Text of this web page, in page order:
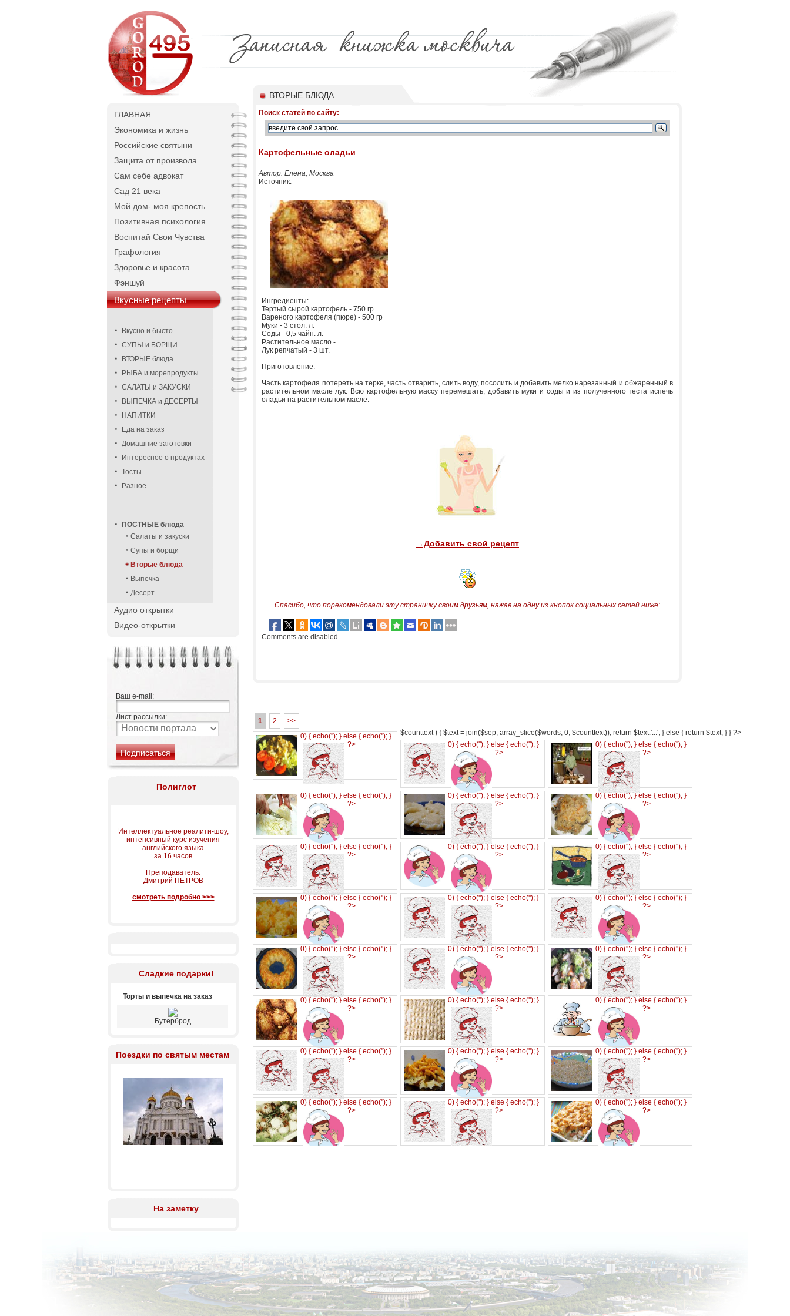
ГЛАВНАЯ
Экономика и жизнь
Российские святыни
Защита от произвола
Сам себе адвокат
Сад 21 века
Мой дом- моя крепость
Позитивная психология
Воспитай Свои Чувства
Графология
Здоровье и красота
Фэншуй
Вкусные рецепты
Вкусно и бысто
СУПЫ и БОРЩИ
ВТОРЫЕ блюда
РЫБА и морепродукты
САЛАТЫ и ЗАКУСКИ
ВЫПЕЧКА и ДЕСЕРТЫ
НАПИТКИ
Еда на заказ
Домашние заготовки
Интересное о продуктах
Тосты
Разное
ПОСТНЫЕ блюда
Салаты и закуски
Супы и борщи
Вторые блюда
Выпечка
Десерт
Аудио открытки
Видео-открытки
Ваш e-mail:
Лист рассылки:
Полиглот
Интеллектуальное реалити-шоу,
интенсивный курс изучения
английского языка
за 16 часов
Преподаватель:
Дмитрий ПЕТРОВ
смотреть подробно >>>
Сладкие подарки!
Торты и выпечка на заказ
Бутерброд
Поездки по святым местам
На заметку
ВТОРЫЕ БЛЮДА
Поиск статей по сайту:
Картофельные оладьи
Автор: Елена, Москва
Источник:
Ингредиенты:
Тертый сырой картофель - 750 гр
Вареного картофеля (пюре) - 500 гр
Муки - 3 стол. л.
Соды - 0,5 чайн. л.
Растительное масло -
Лук репчатый - 3 шт.
Приготовление:
Часть картофеля потереть на терке, часть отварить, слить воду, посолить и добавить мелко нарезанный и обжаренный в
растительном масле лук. Всю картофельную массу перемешать, добавить муки и соды и из полученного теста испечь
оладьи на растительном масле.
→Добавить свой рецепт
Спасибо, что порекомендовали эту страничку своим друзьям, нажав на одну из кнопок социальных сетей ниже:
Comments are disabled
1 2
>>
$counttext ) { $text = join($sep, array_slice($words, 0, $counttext)); return $text.'...'; } else { return $text; } } ?>
0) { echo(''); } else { echo(''); }
?>
0) { echo(''); } else { echo(''); }
?>
0) { echo(''); } else { echo(''); }
?>
0) { echo(''); } else { echo(''); }
?>
0) { echo(''); } else { echo(''); }
?>
0) { echo(''); } else { echo(''); }
?>
0) { echo(''); } else { echo(''); }
?>
0) { echo(''); } else { echo(''); }
?>
0) { echo(''); } else { echo(''); }
?>
0) { echo(''); } else { echo(''); }
?>
0) { echo(''); } else { echo(''); }
?>
0) { echo(''); } else { echo(''); }
?>
0) { echo(''); } else { echo(''); }
?>
0) { echo(''); } else { echo(''); }
?>
0) { echo(''); } else { echo(''); }
?>
0) { echo(''); } else { echo(''); }
?>
0) { echo(''); } else { echo(''); }
?>
0) { echo(''); } else { echo(''); }
?>
0) { echo(''); } else { echo(''); }
?>
0) { echo(''); } else { echo(''); }
?>
0) { echo(''); } else { echo(''); }
?>
0) { echo(''); } else { echo(''); }
?>
0) { echo(''); } else { echo(''); }
?>
0) { echo(''); } else { echo(''); }
?>